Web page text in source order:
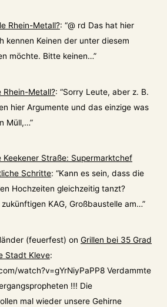
Rhein-Metall?: “@ rd Das hat hier
kennen Keinen der unter diesem
möchte. Bitte keinen…”
Rhein-Metall?: “Sorry Leute, aber z. B.
hier Argumente und das einzige was
Müll,…”
Keekener Straße: Supermarktchef
Schritte: “Kann es sein, dass die
Hochzeiten gleichzeitig tanzt?
KAG, Großbaustelle am…”
(feuerfest) on Grillen bei 35 Grad
Stadt Kleve:
watch?v=gYrNiyPaPP8 Verdammte
!!! Die
mal wieder unsere Gehirne